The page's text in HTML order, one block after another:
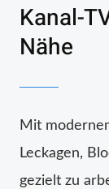
Kanal-
Nähe
Mit
Leckagen,
gezielt zu